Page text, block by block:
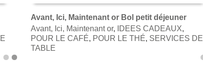
AJOUTER AU PANIER
Avant, Ici, Maintenant or Bol petit déjeuner
Avant, Ici, Maintenant or, IDEES CADEAUX,
POUR LE CAFÉ, POUR LE THÉ, SERVICES DE
TABLE